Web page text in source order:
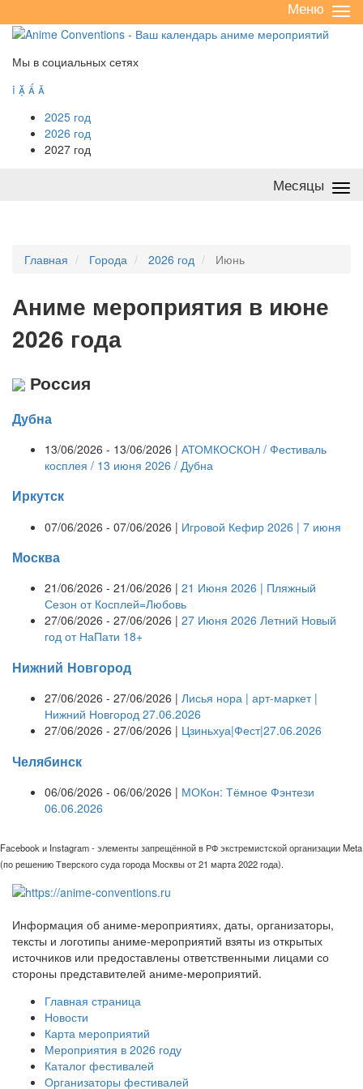
/
Меню
Мы в социальных сетях
   
2025 год
2026 год
2027 год
Месяцы
Главная Города 2026 год Июнь
Аниме мероприятия в июне
2026 года
Россия
Дубна
13/06/2026 - 13/06/2026 | АТОМКОСКОН / Фестиваль
косплея / 13 июня 2026 / Дубна
Иркутск
07/06/2026 - 07/06/2026 | Игровой Кефир 2026 | 7 июня
Москва
21/06/2026 - 21/06/2026 | 21 Июня 2026 | Пляжный
Сезон от Косплей=Любовь
27/06/2026 - 27/06/2026 | 27 Июня 2026 Летний Новый
год от НаПати 18+
Нижний Новгород
27/06/2026 - 27/06/2026 | Лисья нора | арт-маркет |
Нижний Новгород 27.06.2026
27/06/2026 - 27/06/2026 | Цзиньхуа|Фест|27.06.2026
Челябинск
06/06/2026 - 06/06/2026 | МОКон: Тёмное Фэнтези
06.06.2026
Facebook и Instagram - элементы запрещённой в РФ экстремистской организации Meta
(по решению Тверского суда города Москвы от 21 марта 2022 года).
Информация об аниме-мероприятиях, даты, организаторы,
тексты и логотипы аниме-мероприятий взяты из открытых
источников или предоставлены ответственными лицами со
стороны представителей аниме-мероприятий.
Главная страница
Новости
Карта мероприятий
Мероприятия в 2026 году
Каталог фестивалей
Организаторы фестивалей